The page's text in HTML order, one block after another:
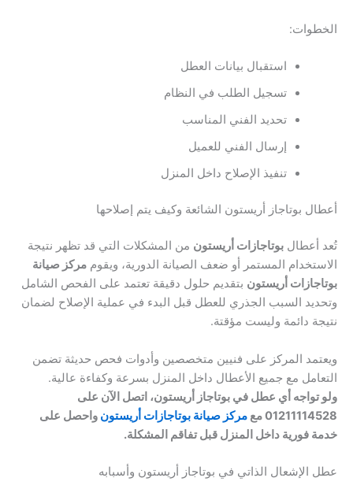
الخطوات:
استقبال بيانات العطل
تسجيل الطلب في النظام
تحديد الفني المناسب
إرسال الفني للعميل
تنفيذ الإصلاح داخل المنزل
أعطال بوتاجاز أريستون الشائعة وكيف يتم إصلاحها
تُعد أعطال بوتاجازات أريستون من المشكلات التي قد تظهر نتيجة
الاستخدام المستمر أو ضعف الصيانة الدورية، ويقوم مركز صيانة
بوتاجازات أريستون بتقديم حلول دقيقة تعتمد على الفحص الشامل
وتحديد السبب الجذري للعطل قبل البدء في عملية الإصلاح لضمان
نتيجة دائمة وليست مؤقتة.
ويعتمد المركز على فنيين متخصصين وأدوات فحص حديثة تضمن
التعامل مع جميع الأعطال داخل المنزل بسرعة وكفاءة عالية.
ولو تواجه أي عطل في بوتاجاز أريستون، اتصل الآن على
01211114528 مع
مركز صيانة بوتاجازات أريستون واحصل على
خدمة فورية داخل المنزل قبل تفاقم المشكلة.
عطل الإشعال الذاتي في بوتاجاز أريستون وأسبابه